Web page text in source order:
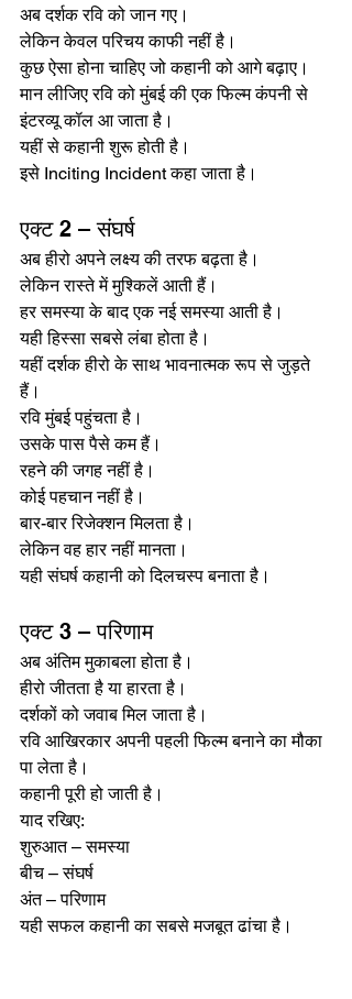
अब दर्शक रवि को जान गए।
लेकिन केवल परिचय काफी नहीं है।
कुछ ऐसा होना चाहिए जो कहानी को आगे बढ़ाए।
मान लीजिए रवि को मुंबई की एक फिल्म कंपनी से
इंटरव्यू कॉल आ जाता है।
यहीं से कहानी शुरू होती है।
इसे Inciting Incident कहा जाता है।
एक्ट 2 – संघर्ष
अब हीरो अपने लक्ष्य की तरफ बढ़ता है।
लेकिन रास्ते में मुश्किलें आती हैं।
हर समस्या के बाद एक नई समस्या आती है।
यही हिस्सा सबसे लंबा होता है।
यहीं दर्शक हीरो के साथ भावनात्मक रूप से जुड़ते
हैं।
रवि मुंबई पहुंचता है।
उसके पास पैसे कम हैं।
रहने की जगह नहीं है।
कोई पहचान नहीं है।
बार-बार रिजेक्शन मिलता है।
लेकिन वह हार नहीं मानता।
यही संघर्ष कहानी को दिलचस्प बनाता है।
एक्ट 3 – परिणाम
अब अंतिम मुकाबला होता है।
हीरो जीतता है या हारता है।
दर्शकों को जवाब मिल जाता है।
रवि आखिरकार अपनी पहली फिल्म बनाने का मौका
पा लेता है।
कहानी पूरी हो जाती है।
याद रखिए:
शुरुआत – समस्या
बीच – संघर्ष
अंत – परिणाम
यही सफल कहानी का सबसे मजबूत ढांचा है।